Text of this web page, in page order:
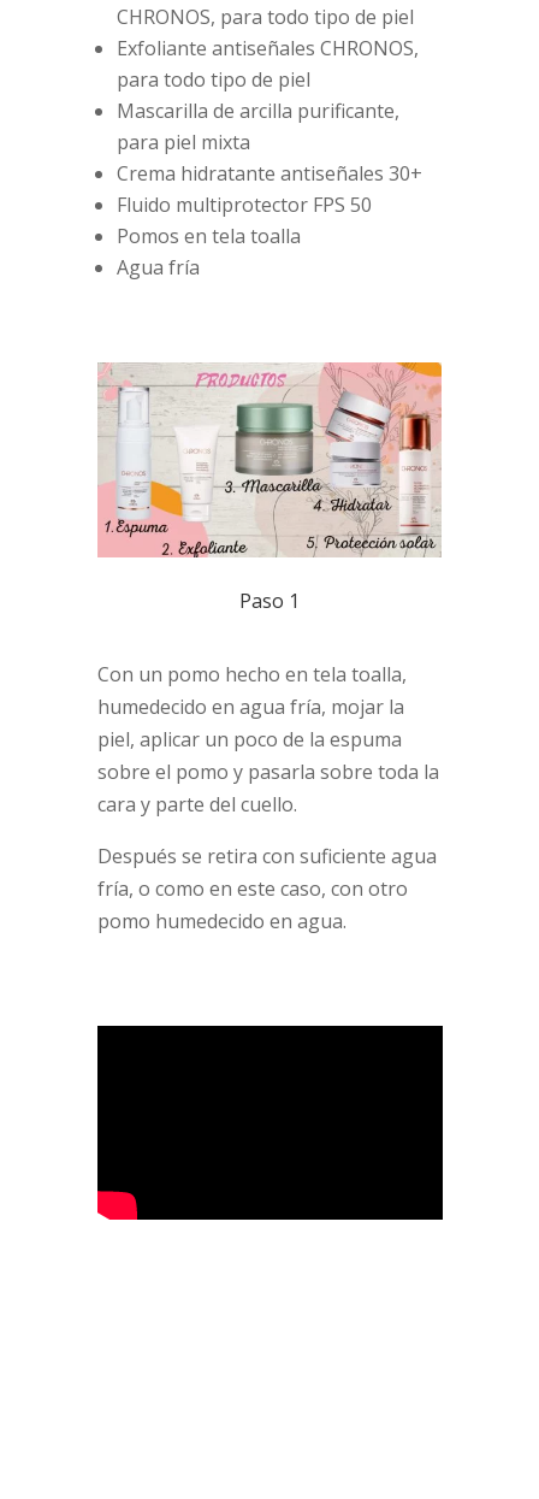
CHRONOS, para todo tipo de piel
Exfoliante antiseñales CHRONOS,
para todo tipo de piel
Mascarilla de arcilla purificante,
para piel mixta
Crema hidratante antiseñales 30+
Fluido multiprotector FPS 50
Pomos en tela toalla
Agua fría
Paso 1
Con un pomo hecho en tela toalla,
humedecido en agua fría, mojar la
piel, aplicar un poco de la espuma
sobre el pomo y pasarla sobre toda la
cara y parte del cuello.
Después se retira con suficiente agua
fría, o como en este caso, con otro
pomo humedecido en agua.